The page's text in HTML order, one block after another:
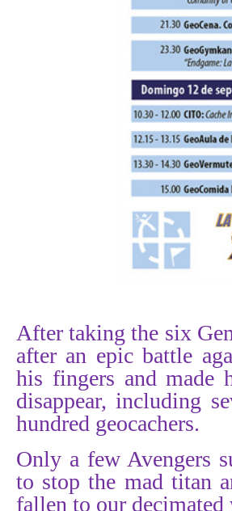
After taking the six
after an epic battle
his fingers and made
disappear, including
hundred geocachers.
Only a few Avengers
to stop the mad titan
fallen to our decimated